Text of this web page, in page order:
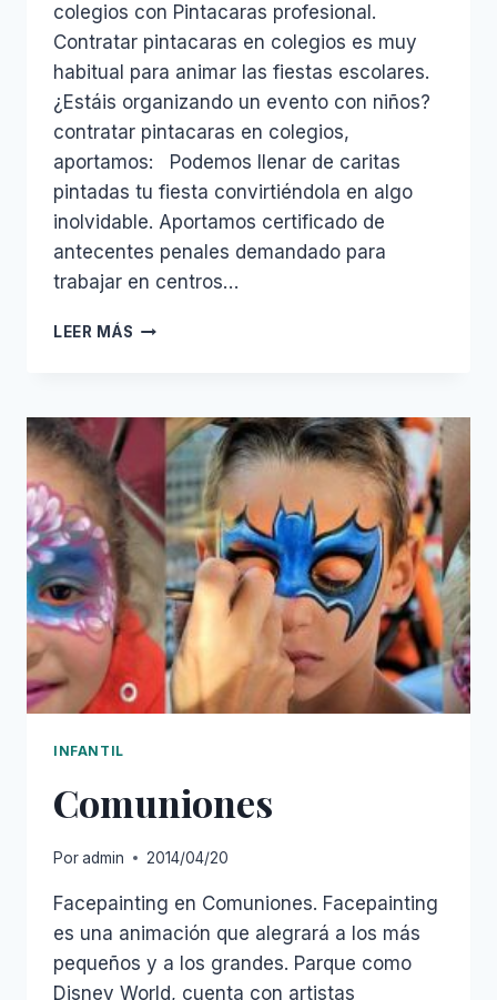
colegios con Pintacaras profesional.
Contratar pintacaras en colegios es muy
habitual para animar las fiestas escolares.
¿Estáis organizando un evento con niños?
contratar pintacaras en colegios,
aportamos: Podemos llenar de caritas
pintadas tu fiesta convirtiéndola en algo
inolvidable. Aportamos certificado de
antecentes penales demandado para
trabajar en centros…
LEER MÁS COLEGIOS
INFANTIL
Comuniones
Poradmin 2014/04/20
Facepainting en Comuniones. Facepainting
es una animación que alegrará a los más
pequeños y a los grandes. Parque como
Disney World, cuenta con artistas